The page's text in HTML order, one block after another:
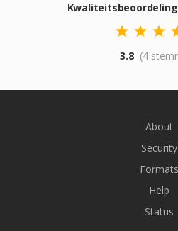
Kwaliteitsbeoordeling
3.8 (4
About
Security
Formats
Help
Status